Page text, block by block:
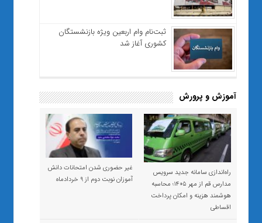
ثبت‌نام وام اربعین ویژه بازنشستگان
کشوری آغاز شد
آموزش و پرورش
راه‌اندازی سامانه جدید سرویس
مدارس قم از مهر ۱۴۰۵؛ محاسبه
هوشمند هزینه و امکان پرداخت
اقساطی
غیر حضوری شدن امتحانات دانش
آموزان نوبت دوم از ۹ خردادماه